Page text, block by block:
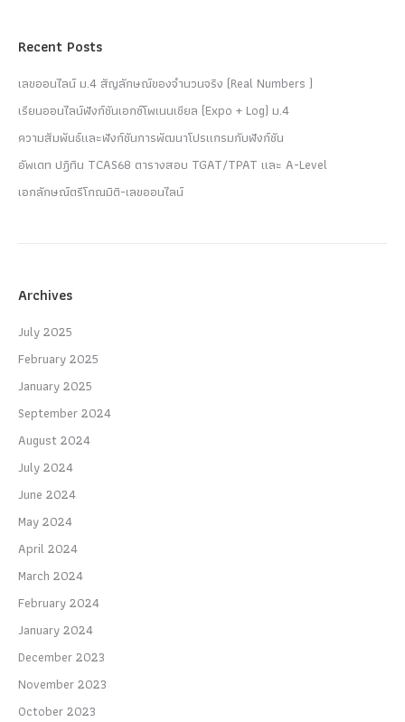
Recent Posts
เลขออนไลน์ ม.4 สัญลักษณ์ของจำนวนจริง (Real Numbers )
เรียนออนไลน์ฟังก์ชันเอกซ์โพเนนเชียล (Expo + Log) ม.4
ความสัมพันธ์และฟังก์ชันการพัฒนาโปรแกรมกับฟังก์ชัน
อัพเดท ปฏิทิน TCAS68 ตารางสอบ TGAT/TPAT และ A-Level
เอกลักษณ์ตรีโกณมิติ-เลขออนไลน์
Archives
July 2025
February 2025
January 2025
September 2024
August 2024
July 2024
June 2024
May 2024
April 2024
March 2024
February 2024
January 2024
December 2023
November 2023
October 2023